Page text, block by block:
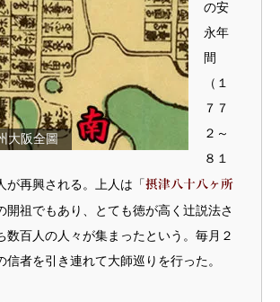
大阪全圖
の安
永年
間
（１
７７
２～
８１
が再興される。上人は「 摂津八十八ヶ所
開祖でもあり、とても徳が高く辻説法さ
数百人の人々が集まったという。毎月２
信者を引き連れて大師巡りを行った。